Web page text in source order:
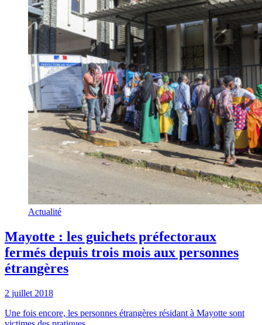
Actualité
Mayotte : les guichets préfectoraux
fermés depuis trois mois aux personnes
étrangères
2 juillet 2018
Une fois encore, les personnes étrangères résidant à Mayotte sont